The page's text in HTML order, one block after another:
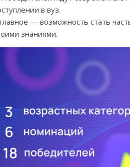
в вуз.
— возможность стать
знаниями.